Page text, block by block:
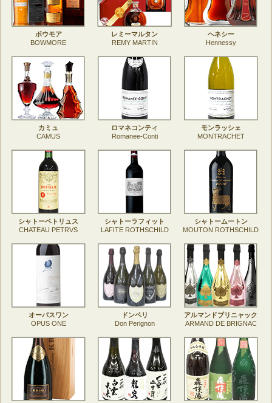
ボウモア
BOWMORE
レミーマルタン
REMY MARTIN
ヘネシー
Hennessy
カミュ
CAMUS
ロマネコンティ
Romanee-Conti
モンラッシェ
MONTRACHET
シャトーペトリュス
CHATEAU PETRVS
シャトーラフィット
LAFITE ROTHSCHILD
シャトームートン
MOUTON ROTHSCHILD
オーパスワン
OPUS ONE
ドンペリ
Don Perignon
アルマンドブリニャック
ARMAND DE BRIGNAC